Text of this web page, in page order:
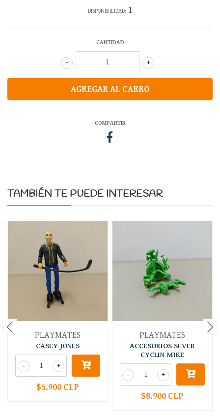
DISPONIBILIDAD: 1
CANTIDAD
+
-
COMPARTIR
TAMBIÉN TE PUEDE INTERESAR
PLAYMATES
CASEY JONES
+
-
$5.900 CLP
PLAYMATES
ACCESORIOS SEVER
CYCLIN MIKE
+
-
$8.900 CLP